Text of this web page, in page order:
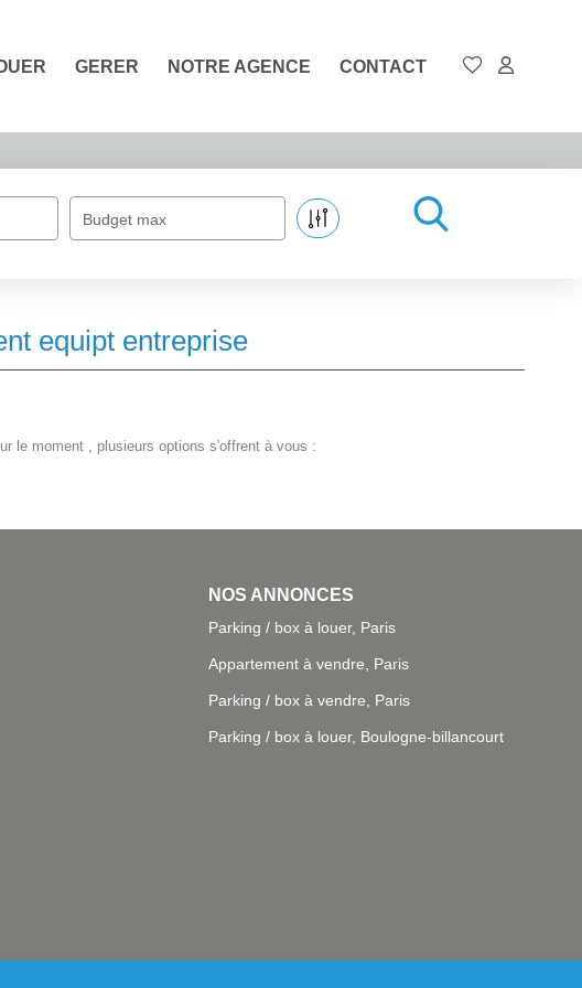
GERER NOTRE AGENCE CONTACT
Budget max
equipt entreprise
le moment , plusieurs options s'offrent à vous :
NOS ANNONCES
Parking / box à louer, Paris
Appartement à vendre, Paris
Parking / box à vendre, Paris
Parking / box à louer, Boulogne-billancourt